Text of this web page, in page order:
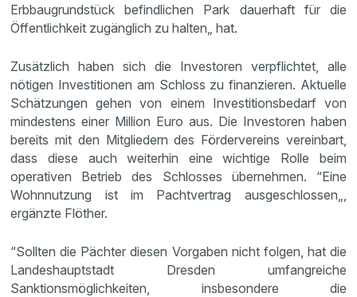
Erbbaugrundstück befindlichen Park dauerhaft für die
Öffentlichkeit zugänglich zu halten„ hat.
Zusätzlich haben sich die Investoren verpflichtet, alle
nötigen Investitionen am Schloss zu finanzieren. Aktuelle
Schätzungen gehen von einem Investitionsbedarf von
mindestens einer Million Euro aus. Die Investoren haben
bereits mit den Mitgliedern des Fördervereins vereinbart,
dass diese auch weiterhin eine wichtige Rolle beim
operativen Betrieb des Schlosses übernehmen. “Eine
Wohnnutzung ist im Pachtvertrag ausgeschlossen„,
ergänzte Flöther.
“Sollten die Pächter diesen Vorgaben nicht folgen, hat die
Landeshauptstadt Dresden umfangreiche
Sanktionsmöglichkeiten, insbesondere die